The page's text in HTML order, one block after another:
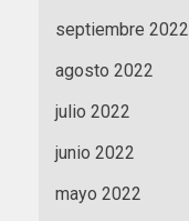
septiembre 2022
agosto 2022
julio 2022
junio 2022
mayo 2022